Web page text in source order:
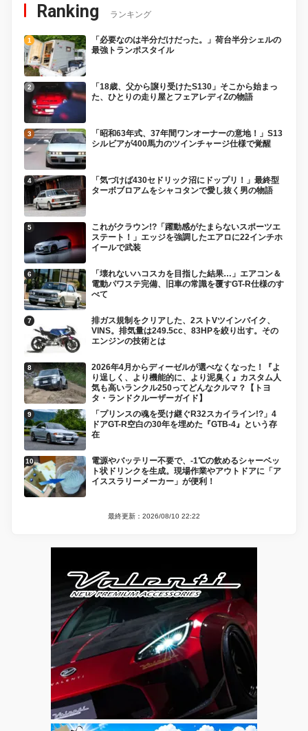
Ranking ランキング
「必要なのは半分だけだった。」荷台半分シェルの
最強トランポスタイル
「18歳、父から譲り受けたS130」そこから始まっ
た、ひとりの走り屋とフェアレディZの物語
「昭和63年式、37年間ワンオーナーの意地！」S13
シルビアが400馬力のツインチャージ仕様で覚醒
「気づけば430セドリック沼にドップリ！」最終型
ターボブロアムをシャコタンで愛し抜く男の物語
これがクラウン!?「躍動感がたまらないスポーツエ
ステート！」エッジを強調したエアロに22インチホ
イールで武装
「壊れないハコスカを目指した結果…」エアコン＆
電動パワステ完備、旧車の常識を覆すGT-R仕様のす
べて
排ガス規制をクリアした、2ストVツインバイク、
VINS。排気量は249.5cc、83HPを絞り出す。その
エンジンの技術とは
2026年4月からディーゼルが選べなくなった！『よ
り逞しく、より機能的に、より泥臭く』カスタム人
気も高いランクル250ってどんなクルマ？【トヨ
タ・ランドクルーザーガイド】
「プリンスの魂を受け継ぐR32スカイライン!?」4
ドアGT-R空白の30年を埋めた『GTB-4』という存
在
電源やバッテリー不要で、-1℃の飲めるシャーベッ
ト状ドリンクを生成。現場作業やアウトドアに「ア
イススラリーメーカー」が便利！
最終更新：2026/08/10 22:22